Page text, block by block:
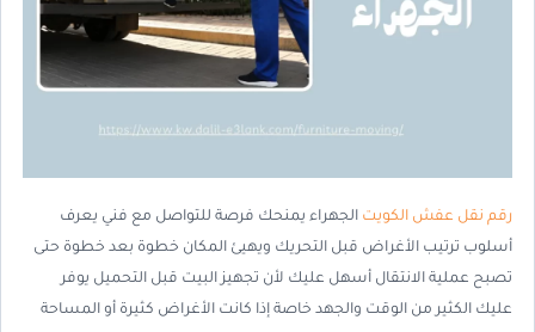
رقم نقل عفش الكويت الجهراء يمنحك فرصة للتواصل مع فني يعرف
أسلوب ترتيب الأغراض قبل التحريك ويهيئ المكان خطوة بعد خطوة حتى
تصبح عملية الانتقال أسهل عليك لأن تجهيز البيت قبل التحميل يوفر
عليك الكثير من الوقت والجهد خاصة إذا كانت الأغراض كثيرة أو المساحة